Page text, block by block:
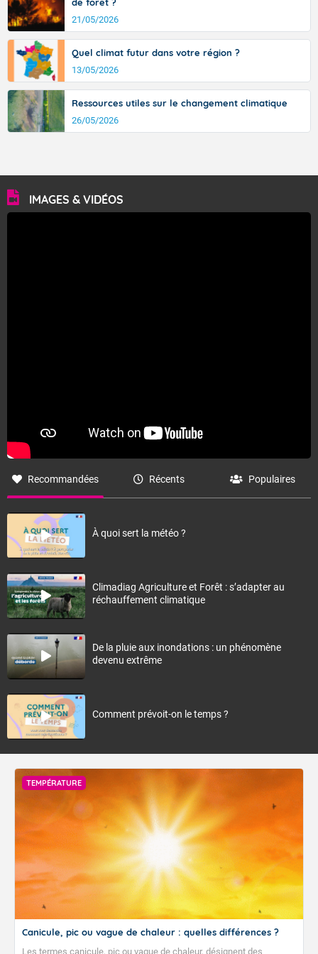
21/05/2026
Quel climat futur dans votre région ?
13/05/2026
Ressources utiles sur le changement climatique
26/05/2026
IMAGES & VIDÉOS
Recommandées Récents Populaires
À quoi sert la météo ?
Climadiag Agriculture et Forêt : s’adapter au
réchauffement climatique
De la pluie aux inondations : un phénomène
devenu extrême
Comment prévoit-on le temps ?
TEMPÉRATURE
Canicule, pic ou vague de chaleur : quelles différences ?
Les termes canicule, pic ou vague de chaleur, désignent des